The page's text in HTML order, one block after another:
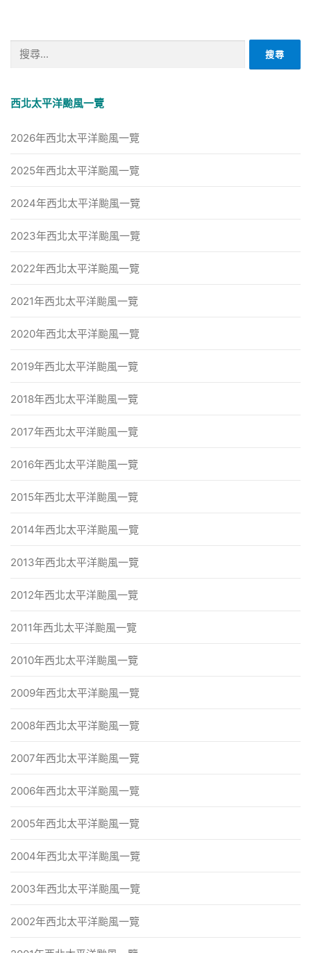
字:
西北太平洋颱風一覽
2026年西北太平洋颱風一覽
2025年西北太平洋颱風一覽
2024年西北太平洋颱風一覽
2023年西北太平洋颱風一覽
2022年西北太平洋颱風一覽
2021年西北太平洋颱風一覽
2020年西北太平洋颱風一覽
2019年西北太平洋颱風一覽
2018年西北太平洋颱風一覽
2017年西北太平洋颱風一覽
2016年西北太平洋颱風一覽
2015年西北太平洋颱風一覽
2014年西北太平洋颱風一覽
2013年西北太平洋颱風一覽
2012年西北太平洋颱風一覽
2011年西北太平洋颱風一覽
2010年西北太平洋颱風一覽
2009年西北太平洋颱風一覽
2008年西北太平洋颱風一覽
2007年西北太平洋颱風一覽
2006年西北太平洋颱風一覽
2005年西北太平洋颱風一覽
2004年西北太平洋颱風一覽
2003年西北太平洋颱風一覽
2002年西北太平洋颱風一覽